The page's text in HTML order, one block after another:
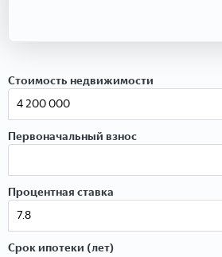
Стоимость недвижимости
Первоначальный взнос
Процентная ставка
Срок ипотеки (лет)